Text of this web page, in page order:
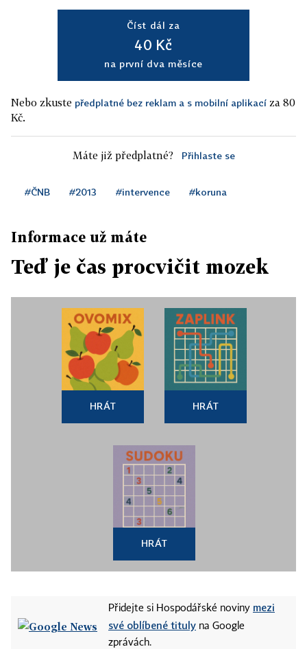
Číst dál za
40 Kč
na první dva měsíce
Nebo zkuste předplatné bez reklam a s mobilní aplikací za 80
Kč.
Máte již předplatné? Přihlaste se
#ČNB #2013 #intervence #koruna
Informace už máte
Teď je čas procvičit mozek
HRÁT HRÁT
HRÁT
Přidejte si Hospodářské noviny mezi
své oblíbené tituly na Google
zprávách.